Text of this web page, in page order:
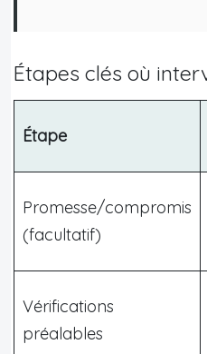
Étapes clés où
Étape
Promesse/compromis
(facultatif)
Vérifications
préalables